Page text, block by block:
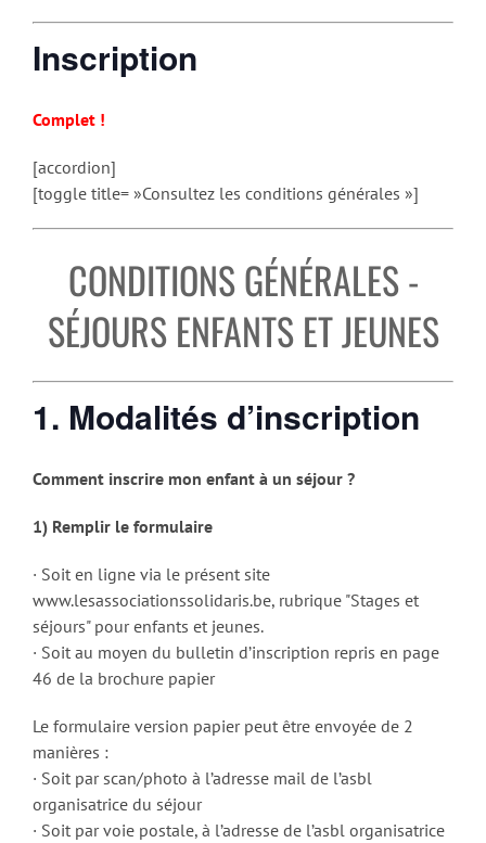
Inscription
Complet !
[accordion]
[toggle title= »Consultez les conditions générales »]
CONDITIONS GÉNÉRALES -
SÉJOURS ENFANTS ET JEUNES
1. Modalités d’inscription
Comment inscrire mon enfant à un séjour ?
1) Remplir le formulaire
· Soit en ligne via le présent site
www.lesassociationssolidaris.be, rubrique "Stages et
séjours" pour enfants et jeunes.
· Soit au moyen du bulletin d’inscription repris en page
46 de la brochure papier
Le formulaire version papier peut être envoyée de 2
manières :
· Soit par scan/photo à l’adresse mail de l’asbl
organisatrice du séjour
· Soit par voie postale, à l’adresse de l’asbl organisatrice